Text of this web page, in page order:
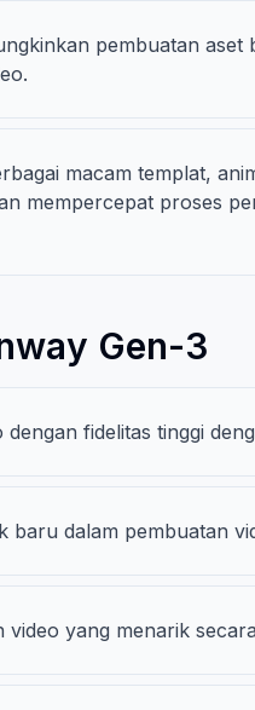
pembuatan
macam templat,
mempercepat proses
Gen-3
fidelitas tinggi
baru dalam pembuatan
yang menarik